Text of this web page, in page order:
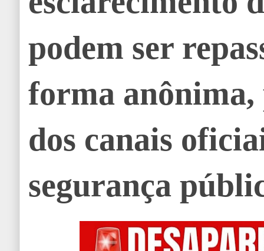
podem ser
forma anônima,
dos canais
segurança